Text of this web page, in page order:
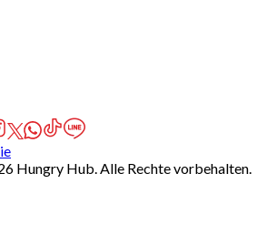
Hungry Hub. Alle Rechte vorbehalten.